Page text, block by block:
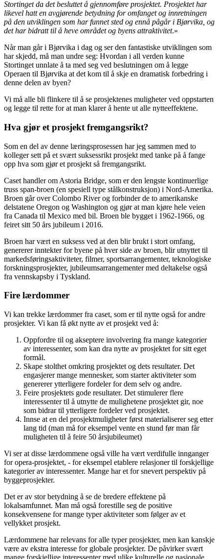
Stortinget da det besluttet å gjennomføre prosjektet. Prosjektet har
likevel hatt en avgjørende betydning for omfanget og innretningen
på den utviklingen som har funnet sted og ennå pågår i Bjørvika, og
det har bidratt til å heve området og byens attraktivitet.»
Når man går i Bjørvika i dag og ser den fantastiske utviklingen som
har skjedd, må man undre seg: Hvordan i all verden kunne
Stortinget unnlate å ta med seg ved beslutningen om å legge
Operaen til Bjørvika at det kom til å skje en dramatisk forbedring i
denne delen av byen?
Vi må alle bli flinkere til å se prosjektenes muligheter ved oppstarten
og legge til rette for at man klarer å hente ut alle nytteeffektene.
Hva gjør et prosjekt fremgangsrikt?
Som en del av denne læringsprosessen har jeg sammen med to
kolleger sett på et svært suksessrikt prosjekt med tanke på å fange
opp hva som gjør et prosjekt så fremgangsrikt.
Caset handler om Astoria Bridge, som er den lengste kontinuerlige
truss span-broen (en spesiell type stålkonstruksjon) i Nord-Amerika.
Broen går over Colombo River og forbinder de to amerikanske
delstatene Oregon og Washington og gjør at man kjøre hele veien
fra Canada til Mexico med bil. Broen ble bygget i 1962-1966, og
feiret sitt 50 års jubileum i 2016.
Broen har vært en suksess ved at den blir brukt i stort omfang,
genererer inntekter for byene på hver side av broen, blir utnyttet til
markedsføringsaktiviteter, filmer, sportsarrangementer, teknologiske
forskningsprosjekter, jubileumsarrangementer med deltakelse også
fra vennskapsby i Tyskland.
Fire lærdommer
Vi kan trekke lærdommer fra caset, som er til nytte også for andre
prosjekter. Vi kan få økt nytte av et prosjekt ved å:
Oppfordre til og akseptere involvering fra mange kategorier
av interessenter, som kan dra nytte av prosjektet for sitt eget
formål.
Skape stolthet omkring prosjektet og dets resultater. Det
engasjerer mange mennesker, som starter aktiviteter som
genererer ytterligere fordeler for dem selv og andre.
Feire prosjektets gode resultater. Det stimulerer flere
interessenter til å utnytte de mulighetene prosjektet gir, noe
som bidrar til ytterligere fordeler ved prosjektet.
Innse at en del prosjektmuligheter først materialiserer seg etter
lang tid (man må for eksempel vente en stund før man får
muligheten til å feire 50 årsjubileumet)
Vi ser at disse lærdommene også ville ha vært verdifulle innganger
for opera-prosjektet, - for eksempel etablere relasjoner til forskjellige
kategorier av interessenter. Mange har et for snevert perspektiv på
byggeprosjekter.
Det er av stor betydning å se de bredere effektene på
lokalsamfunnet. Man må også forestille seg de positive
konsekvensene for mange typer aktiviteter som følger av et
vellykket prosjekt.
Lærdommene har relevans for alle typer prosjekter, men kan kanskje
være av ekstra interesse for globale prosjekter. De påvirker svært
mange forskjellige interessenter med ulike kulturelle og nasjonale